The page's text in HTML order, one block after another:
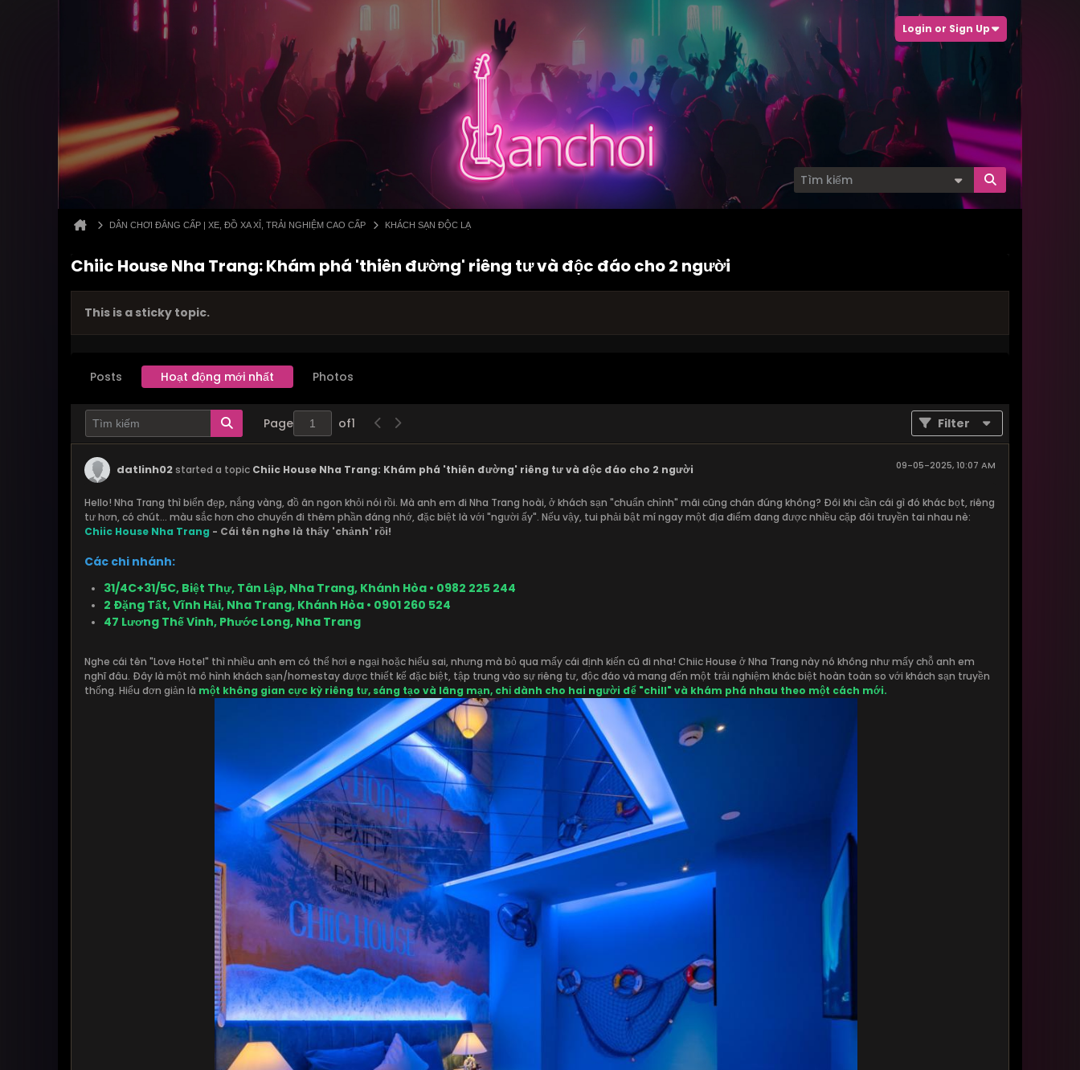
Login or Sign Up
DÂN CHƠI ĐẲNG CẤP | XE, ĐỒ XA XỈ, TRẢI NGHIỆM CAO CẤP KHÁCH SẠN ĐỘC LẠ
Chiic House Nha Trang: Khám phá 'thiên đường' riêng tư và độc đáo cho 2 người
This is a sticky topic.
Posts Hoạt động mới nhất Photos
Page of1 Filter
datlinh02 started a topic Chiic House Nha Trang: Khám phá 'thiên đường' riêng tư và độc đáo cho 2 người 09-05-2025, 10:07 AM
Hello! Nha Trang thì biển đẹp, nắng vàng, đồ ăn ngon khỏi nói rồi. Mà anh em đi Nha Trang hoài, ở khách sạn "chuẩn chỉnh" mãi cũng chán đúng không? Đôi khi cần cái gì đó khác bọt, riêng
tư hơn, có chút... màu sắc hơn cho chuyến đi thêm phần đáng nhớ, đặc biệt là với "người ấy". Nếu vậy, tui phải bật mí ngay một địa điểm đang được nhiều cặp đôi truyền tai nhau nè:
Chiic House Nha Trang - Cái tên nghe là thấy 'chảnh' rồi!
Các chi nhánh:
31/4C+31/5C, Biệt Thự, Tân Lập, Nha Trang, Khánh Hòa • 0982 225 244
2 Đặng Tất, Vĩnh Hải, Nha Trang, Khánh Hòa • 0901 260 524
47 Lương Thế Vinh, Phước Long, Nha Trang
Nghe cái tên "Love Hotel" thì nhiều anh em có thể hơi e ngại hoặc hiểu sai, nhưng mà bỏ qua mấy cái định kiến cũ đi nha! Chiic House ở Nha Trang này nó không như mấy chỗ anh em
nghĩ đâu. Đây là một mô hình khách sạn/homestay được thiết kế đặc biệt, tập trung vào sự riêng tư, độc đáo và mang đến một trải nghiệm khác biệt hoàn toàn so với khách sạn truyền
thống. Hiểu đơn giản là một không gian cực kỳ riêng tư, sáng tạo và lãng mạn, chỉ dành cho hai người để "chill" và khám phá nhau theo một cách mới.